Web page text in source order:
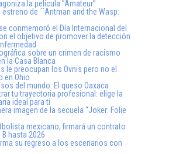
la película ”Amateur”
estreno de ´´Antman and the Wasp:
conmemoró el Día Internacional del
el objetivo de promover la detección
sobre un crimen de racismo
la Casa Blanca
le preocupan los Ovnis pero no el
en Ohio
del mundo: El queso Oaxaca
tu trayectoria profesional: elige la
ideal para ti
imagen de la secuela “Joker: Folie
mexicano, firmará un contrato
hasta 2026
su regreso a los escenarios con